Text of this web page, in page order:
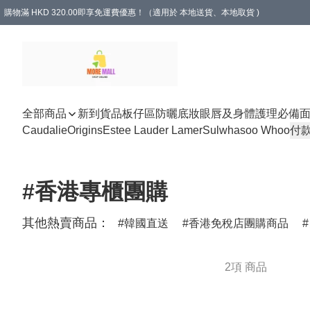
購物滿 HKD 320.00即享免運費優惠！（適用於 本地送貨、本地取貨 )
全部商品 新到貨品板仔區防曬底妝眼唇及身體護理必備
CaudalieOriginsEstee Lauder LamerSulwhasoo Whoo付
#香港專櫃團購
其他熱賣商品： 韓國直送 香港免稅店團購商品
2項 商品